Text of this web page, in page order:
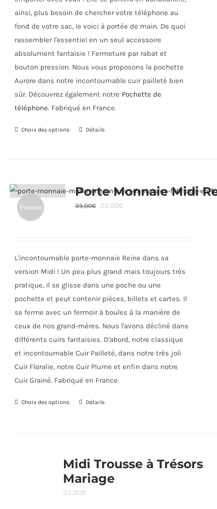
page
produit
ainsi, plus besoin de chercher votre téléphone au
fond de votre sac, le voici à portée de main. De quoi
rassembler l'essentiel en un seul accessoire
absolument fantaisie ! Fermeture par rabat et
bouton pression. Nous vous proposons la pochette
Aurore dans notre incontournable cuir pailleté bien
sûr. Découvrez également notre Pochette de
téléphone. Fabriqué en France.
Choix des options
Ce
variations.
Les
produit
Détails
Promo!
Porte Monnaie Midi
33,00€
Le
33,00€.
25,00€Le
25,00€.
L'incontournable porte-monnaie Reine dans sa
version Midi ! Un peu plus grand mais toujours très
pratique, il se glisse dans une poche ou une
pochette et peut contenir pièces, billets et cartes. Il
se ferme avec un fermoir à boules à la manière de
ceux de nos grand-mères. Nous l'avons décliné dans
différents cuirs fantaisies. D'abord, notre classique
et incontournable Cuir Pailleté, dans notre très joli
Cuir Floralie, notre Cuir Plume et enfin dans notre
Cuir Grainé. Fabriqué en France.
Choix des options
Ce
variations.
Les
options
Détails
Midi Trousse à Trésors
Mariage
32,00€